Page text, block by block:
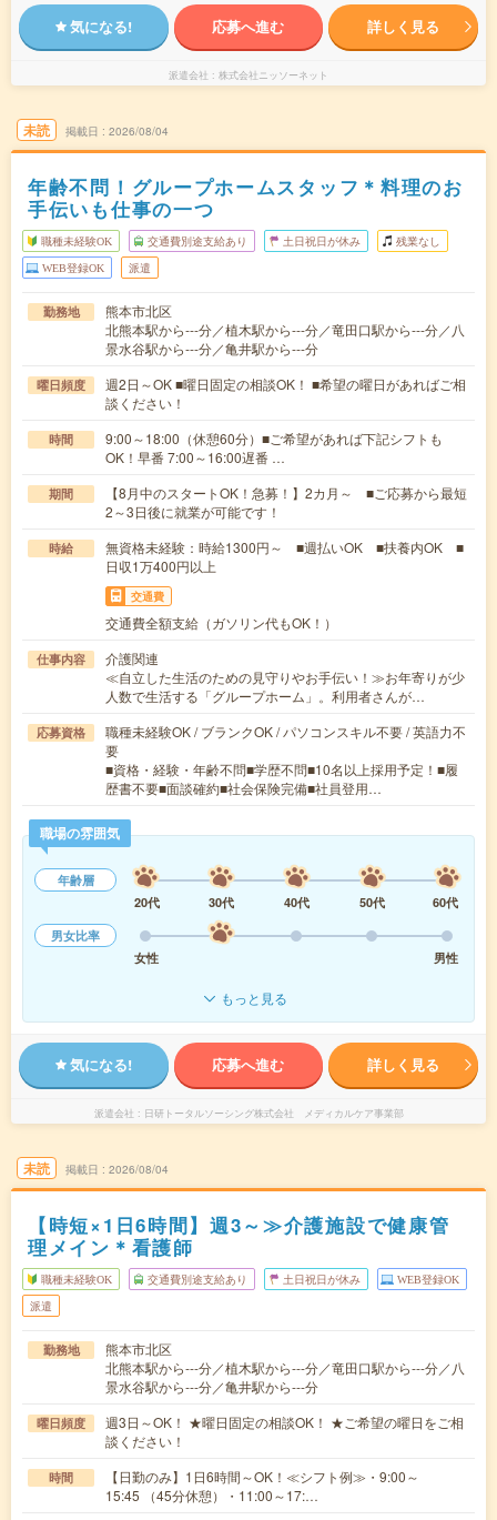
気になる! 応募へ進む 詳しく見る
派遣会社 株式会社ニッソーネット
未読 掲載日 2026/08/04
年齢不問！グループホームスタッフ＊料理のお
手伝いも仕事の一つ
職種未経験OK 交通費別途支給あり 土日祝日が休み 残業なし
WEB登録OK 派遣
勤務地
熊本市北区
北熊本駅から---分／植木駅から---分／竜田口駅から---分／八
景水谷駅から---分／亀井駅から---分
曜日頻度
週2日～OK ■曜日固定の相談OK！ ■希望の曜日があればご相
談ください！
時間
9:00～18:00（休憩60分）■ご希望があれば下記シフトも
OK！早番 7:00～16:00遅番 …
期間
【8月中のスタートOK！急募！】2カ月～ ■ご応募から最短
2～3日後に就業が可能です！
時給
無資格未経験：時給1300円～ ■週払いOK ■扶養内OK ■
日収1万400円以上
交通費
交通費全額支給（ガソリン代もOK！）
仕事内容
介護関連
≪自立した生活のための見守りやお手伝い！≫お年寄りが少
人数で生活する「グループホーム」。利用者さんが…
応募資格
職種未経験OK / ブランクOK / パソコンスキル不要 / 英語力不
要
■資格・経験・年齢不問■学歴不問■10名以上採用予定！■履
歴書不要■面談確約■社会保険完備■社員登用…
職場の雰囲気
年齢層
20代
30代 40代 50代
60代
男女比率
女性
男性
もっと見る
気になる! 応募へ進む 詳しく見る
派遣会社 日研トータルソーシング株式会社 メディカルケア事業部
未読 掲載日 2026/08/04
【時短×1日6時間】週3～≫介護施設で健康管
理メイン＊看護師
職種未経験OK 交通費別途支給あり 土日祝日が休み WEB登録OK
派遣
勤務地
熊本市北区
北熊本駅から---分／植木駅から---分／竜田口駅から---分／八
景水谷駅から---分／亀井駅から---分
曜日頻度
週3日～OK！ ★曜日固定の相談OK！ ★ご希望の曜日をご相
談ください！
時間
【日勤のみ】1日6時間～OK！≪シフト例≫・9:00～
15:45 （45分休憩）・11:00～17:…